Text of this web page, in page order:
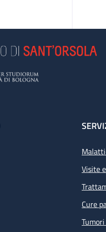
Visite
Cure